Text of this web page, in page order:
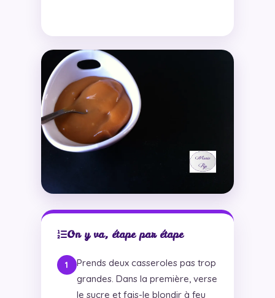
On y va, étape par étape
Prends deux casseroles pas trop
grandes. Dans la première, verse
le sucre et fais-le blondir à feu